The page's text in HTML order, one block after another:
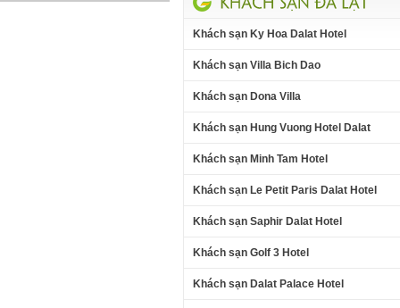
Khách sạn Ky Hoa Dalat Hotel
Khách sạn Villa Bich Dao
Khách sạn Dona Villa
Khách sạn Hung Vuong Hotel Dalat
Khách sạn Minh Tam Hotel
Khách sạn Le Petit Paris Dalat Hotel
Khách sạn Saphir Dalat Hotel
Khách sạn Golf 3 Hotel
Khách sạn Dalat Palace Hotel